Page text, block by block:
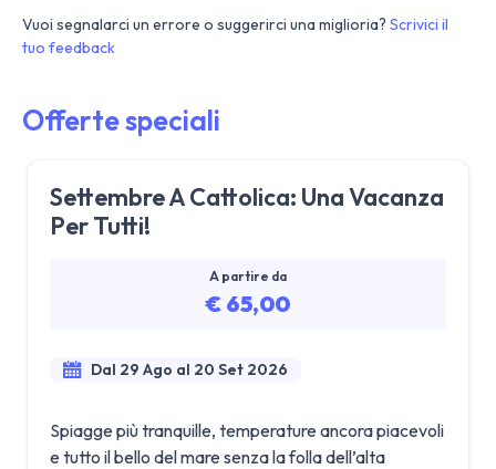
Vuoi segnalarci un errore o suggerirci una miglioria? Scrivici il
tuo feedback
Offerte speciali
Settembre A Cattolica: Una Vacanza
Per Tutti!
A partire da
€ 65,00
Dal 29 Ago al 20 Set 2026
Spiagge più tranquille, temperature ancora piacevoli
e tutto il bello del mare senza la folla dell’alta